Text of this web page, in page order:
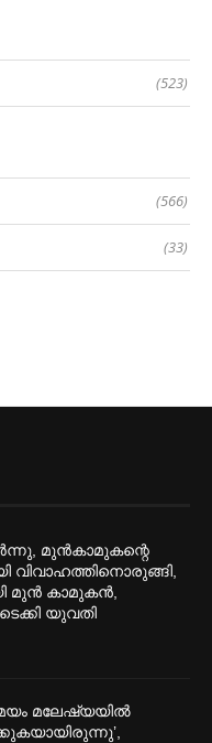
(523)
(566)
(33)
മുൻകാമുകന്റെ
മുൻ കാമുകൻ,
യുവതി
മലേഷ്യയില്‍